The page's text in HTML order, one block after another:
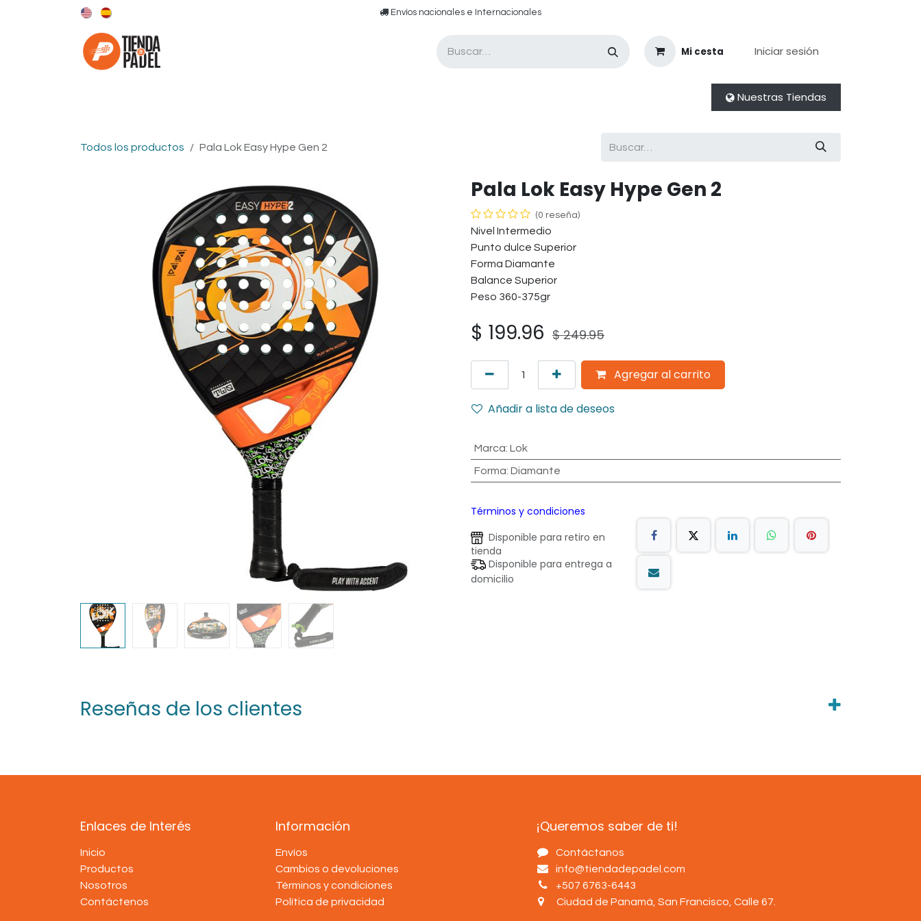
​​ E​nvíos nacionales e ​​​Internacionales​
Mi cesta Iniciar sesión
Nuestras Tiendas
Todos los productos Pala Lok Easy Hype Gen 2
Pala Lok Easy Hype Gen 2
(0 reseña)
Nivel Intermedio
Punto dulce Superior
Forma Diamante
Balance Superior
Peso 360-375gr
$ 199.96 $249.95
Agregar al carrito
Añadir a lista de deseos
Marca: Lok
Forma: Diamante
Términos y condiciones
Disponible para retiro en
tienda
Disponible para entrega a
domicilio
Reseñas de los clientes
Enlaces de Interés
Inicio
Productos
Nosotros
Contáctenos
Información
Envíos
Cambios o devoluciones
Términos y condiciones
Política de privacidad
¡Queremos saber de ti!
Contáctanos
info@tiendadepadel.com
+507 6763-6443
Ciudad de Panamá, San Francisco, Calle 67